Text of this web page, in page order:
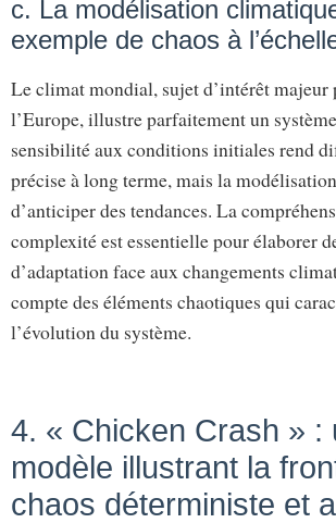
c. La modélisation
exemple de chaos à
Le climat mondial, sujet d’intérêt majeur
l’Europe, illustre parfaitement un
sensibilité aux conditions initiales rend
précise à long terme, mais la
d’anticiper des tendances. La
complexité est essentielle pour élaborer
d’adaptation face aux changements
compte des éléments chaotiques qui
l’évolution du système.
4. « Chicken Crash » :
modèle illustrant la
chaos déterministe et